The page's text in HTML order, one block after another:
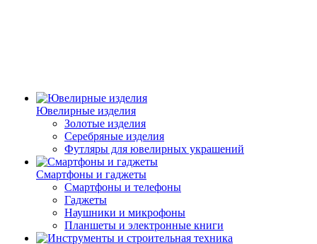
Ювелирные изделия
Золотые изделия
Серебряные изделия
Футляры для ювелирных украшений
Смартфоны и гаджеты
Смартфоны и телефоны
Гаджеты
Наушники и микрофоны
Планшеты и электронные книги